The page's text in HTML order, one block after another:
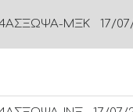
ΜΞΚ 17/